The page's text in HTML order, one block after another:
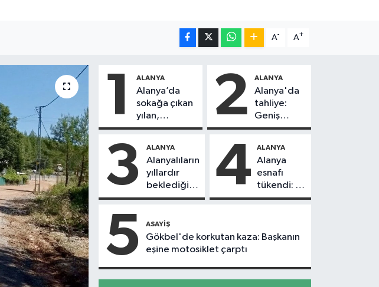
A- A+
1 ALANYA
Alanya’da
sokağa çıkan
yılan,
vatandaşı
2 ALANYA
Alanya'da
tahliye:
Geniş
güvenlik
alındı
3 ALANYA
Alanyalıların
yıllardır
beklediği
yol askıdan
4 ALANYA
Alanya
esnafı
tükendi: 1
ayda 150
5 ASAYIŞ
Gökbel'de korkutan kaza: Başkanın
eşine motosiklet çarptı